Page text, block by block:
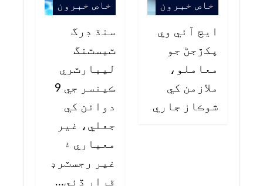
خاص خبرون
ايڇ آئي وي
پکڙجڻ جو
معاملو،
ملازمن کي
شوڪاز جاري
خاص خبرون
سنڌ ڊرگ
ٽيسٽنگ
ليبارٽري
ڪينسر جي 9
دوائن کي
جعلي، غير
معياري ۽
غير رجسٽرڊ
قرار ڏئي…